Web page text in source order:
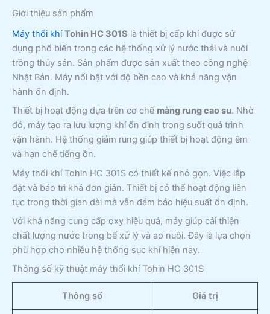
Giới thiệu sản phẩm
Máy thổi khí Tohin HC 301S là thiết bị cấp khí được sử
dụng phổ biến trong các hệ thống xử lý nước thải và nuôi
trồng thủy sản. Sản phẩm được sản xuất theo công nghệ
Nhật Bản. Máy nổi bật với độ bền cao và khả năng vận
hành ổn định.
Thiết bị hoạt động dựa trên cơ chế màng rung cao su. Nhờ
đó, máy tạo ra lưu lượng khí ổn định trong suốt quá trình
vận hành. Hệ thống giảm rung giúp thiết bị hoạt động êm
và hạn chế tiếng ồn.
Máy thổi khí Tohin HC 301S có thiết kế nhỏ gọn. Việc lắp
đặt và bảo trì khá đơn giản. Thiết bị có thể hoạt động liên
tục trong thời gian dài mà vẫn đảm bảo hiệu suất ổn định.
Với khả năng cung cấp oxy hiệu quả, máy giúp cải thiện
chất lượng nước trong bể xử lý và ao nuôi. Đây là lựa chọn
phù hợp cho nhiều hệ thống sục khí hiện nay.
Thông số kỹ thuật máy thổi khí Tohin HC 301S
Thông số Giá trị